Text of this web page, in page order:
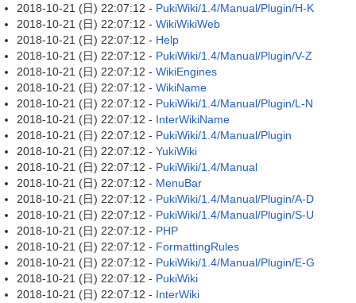
2018-10-21 (日) 22:07:12 - PukiWiki/1.4/Manual/Plugin/H-K
2018-10-21 (日) 22:07:12 - WikiWikiWeb
2018-10-21 (日) 22:07:12 - Help
2018-10-21 (日) 22:07:12 - PukiWiki/1.4/Manual/Plugin/V-Z
2018-10-21 (日) 22:07:12 - WikiEngines
2018-10-21 (日) 22:07:12 - WikiName
2018-10-21 (日) 22:07:12 - PukiWiki/1.4/Manual/Plugin/L-N
2018-10-21 (日) 22:07:12 - InterWikiName
2018-10-21 (日) 22:07:12 - PukiWiki/1.4/Manual/Plugin
2018-10-21 (日) 22:07:12 - YukiWiki
2018-10-21 (日) 22:07:12 - PukiWiki/1.4/Manual
2018-10-21 (日) 22:07:12 - MenuBar
2018-10-21 (日) 22:07:12 - PukiWiki/1.4/Manual/Plugin/A-D
2018-10-21 (日) 22:07:12 - PukiWiki/1.4/Manual/Plugin/S-U
2018-10-21 (日) 22:07:12 - PHP
2018-10-21 (日) 22:07:12 - FormattingRules
2018-10-21 (日) 22:07:12 - PukiWiki/1.4/Manual/Plugin/E-G
2018-10-21 (日) 22:07:12 - PukiWiki
2018-10-21 (日) 22:07:12 - InterWiki